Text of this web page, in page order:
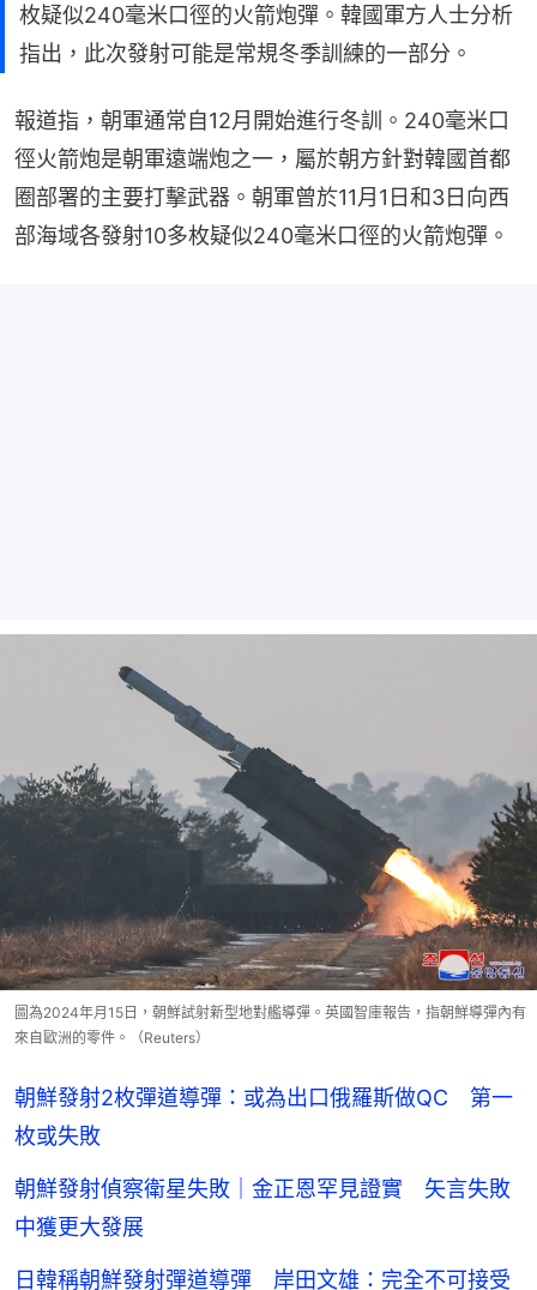
枚疑似240毫米口徑的火箭炮彈。韓國軍方人士分析
指出，此次發射可能是常規冬季訓練的一部分。
報道指，朝軍通常自12月開始進行冬訓。240毫米口
徑火箭炮是朝軍遠端炮之一，屬於朝方針對韓國首都
圈部署的主要打擊武器。朝軍曾於11月1日和3日向西
部海域各發射10多枚疑似240毫米口徑的火箭炮彈。
圖為2024年月15日，朝鮮試射新型地對艦導彈。英國智庫報告，指朝鮮導彈內有
來自歐洲的零件。（Reuters）
朝鮮發射2枚彈道導彈：或為出口俄羅斯做QC 第一
枚或失敗
朝鮮發射偵察衛星失敗｜金正恩罕見證實 矢言失敗
中獲更大發展
日韓稱朝鮮發射彈道導彈 岸田文雄：完全不可接受